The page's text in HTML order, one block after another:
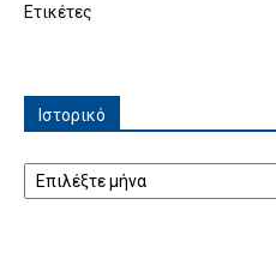
Ετικέτες
Ιστορικό